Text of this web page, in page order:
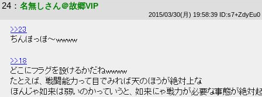
24 ： 名無しさん＠故郷VIP
2015/03/30(月) 19:58:39 ID:s7+ZdyEu0
>>23
ちんぽっぽ～wwww
>>18
どこにフラグを設けるかだねwwww
たとえば、戦闘能力って目でみれば天のほうが絶対上な
ほんじゃ如来は弱いのかっていうと、如来にゃ戦力が必要な事態が絶対